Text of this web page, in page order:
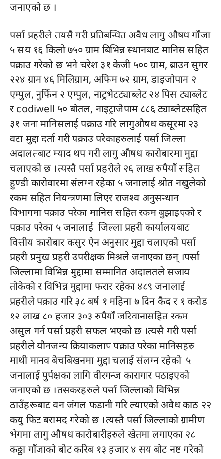
जनाएको छ ।
पर्सा प्रहरीले तयसै गरी प्रतिबन्धित अवैध लागु औषध गाँजा
५ सय १६ किलो ७५० ग्राम बिभिन्न स्थानबाट मानिस सहित
पक्राउ गरेको छ भने चरेश ३१ केजी ५०० ग्राम, ब्राउन सुगर
२२४ ग्राम ४६ मिलिग्राम, अफिम ७२ ग्राम, डाइजोपाम २
एम्पुल, नुर्फिन २ एम्पुल, नाट्रभेटट्याब्लेट २४ पिस ट्याब्लेट
र codiwell ५० बोतल, नाइट्राजेपाम ८८६ ट्याब्लेटसहित
३१ जना मानिसलाई पक्राउ गरि लागुऔषध कसूरमा २३
वटा मुद्दा दर्ता गरी पक्राउ परेकाहरुलाई पर्सा जिल्ला
अदालतबाट म्याद थप गरी लागु औषध कारोबारमा मुद्दा
चलाएको छ ।त्यस्तै पर्सा प्रहरीले २६ लाख रुपैयाँ सहित
हुण्डी कारोवारमा संलग्न रहेका ५ जनालाई श्रोत नखुलेको
रकम सहित नियन्त्रणमा लिएर राजश्व अनुसन्धान
विभागमा पक्राउ परेका मानिस सहित रकम बुझाइएको र
पक्राउ परेका ५ जनालाई जिल्ला प्रहरी कार्यालयबाट
वित्तीय कारोबार कसुर ऐन अनुसार मुद्दा चलाएको पर्सा
प्रहरी प्रमुख प्रहरी उपरीक्षक मिश्रले जनाएका छन् ।पर्सा
जिल्लामा विभिन्न मुद्दामा सम्मानित अदालतले सजाय
तोकेको र विभिन्न मुद्दामा फरार रहेका ४८९ जनालाई
प्रहरीले पक्राउ गरि ३८ बर्ष १ महिना ७ दिन कैद र १ करोड
१२ लाख ८० हजार ३०३ रुपैयाँ जरिवानासहित रकम
असुल गर्न पर्सा प्रहरी सफल भएको छ ।त्यसै गरी पर्सा
प्रहरीले यौनजन्य क्रियाकलाप पक्राउ परेका मानिसहरु
माथी मानव बेचबिखनमा मुद्दा चलाई संलग्न रहेको ५
जनालाई पुर्पक्षका लागि वीरगन्ज कारागार पठाइएको
जनाएको छ ।तसकरहरुले पर्सा जिल्लाको विभिन्न
ठाउँहरूबाट वन जंगल फडानी गरि ल्याएको अवैध काठ २२
कयु फिट बरामद गरेको छ ।त्यस्तै पर्सा जिल्लाको ग्रामीण
भेगमा लागु औषध कारोबारीहरुले खेतमा लगाएका २८
कठ्ठा गाँजाको बोट करिब १३ हजार ४ सय बोट नष्ट गरेको